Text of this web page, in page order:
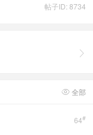
帖子ID: 8734

 全部
64#